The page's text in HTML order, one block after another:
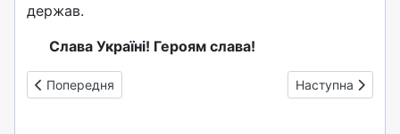
держав.
Слава Україні! Героям слава!
Попередня стаття: Мова - це наш образ, наша свідомість,
Попередня Наступна
Наступна